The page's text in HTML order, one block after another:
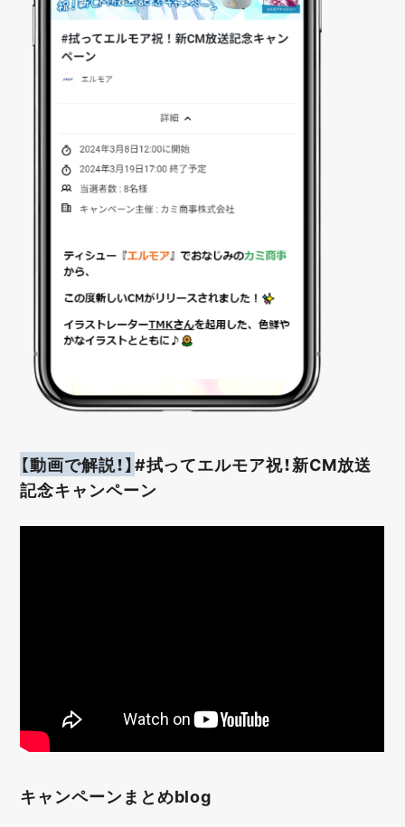
【動画で解説！】#拭ってエルモア祝！新CM放送
記念キャンペーン
キャンペーンまとめblog